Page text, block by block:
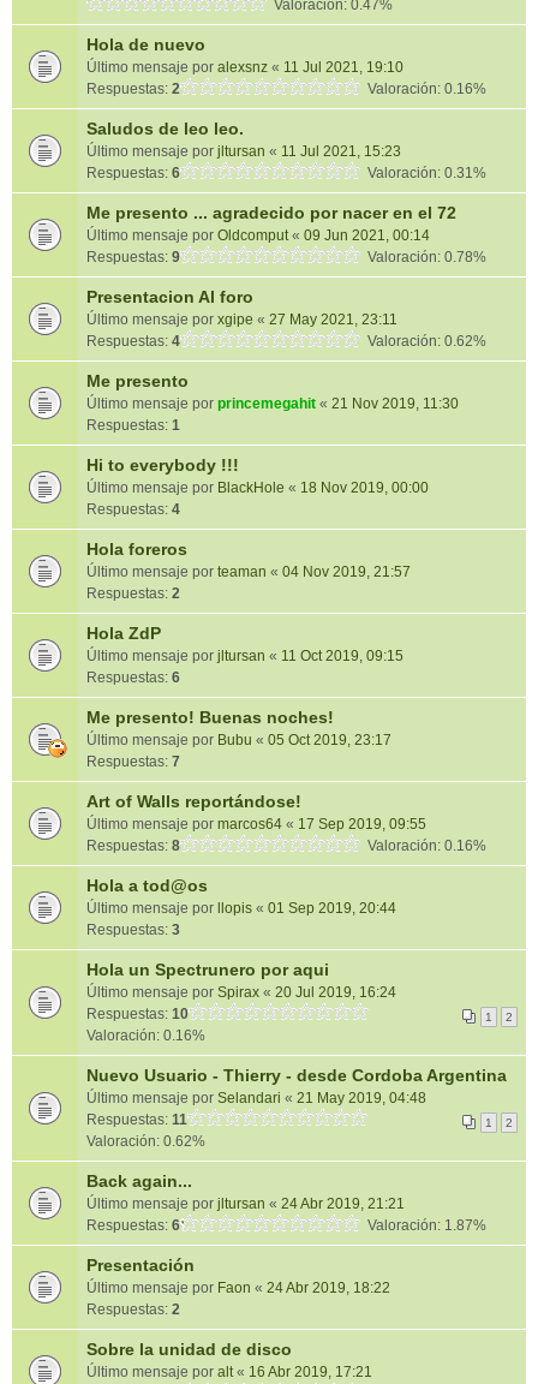
Valoración: 0.47%
Hola de nuevo
Último mensaje por alexsnz « 11 Jul 2021, 19:10
Respuestas: 2 Valoración: 0.16%
Saludos de leo leo.
Último mensaje por jltursan « 11 Jul 2021, 15:23
Respuestas: 6 Valoración: 0.31%
Me presento ... agradecido por nacer en el 72
Último mensaje por Oldcomput« 09 Jun 2021, 00:14
Respuestas: 9 Valoración: 0.78%
Presentacion Al foro
Último mensaje por xgipe « 27 May 2021, 23:11
Respuestas: 4 Valoración: 0.62%
Me presento
Último mensaje por princemegahit « 21 Nov 2019, 11:30
Respuestas: 1
Hi to everybody !!!
Último mensaje por BlackHole « 18 Nov 2019, 00:00
Respuestas: 4
Hola foreros
Último mensaje por teaman « 04 Nov 2019, 21:57
Respuestas: 2
Hola ZdP
Último mensaje por jltursan « 11 Oct 2019, 09:15
Respuestas: 6
Me presento! Buenas noches!
Último mensaje por Bubu « 05 Oct 2019, 23:17
Respuestas: 7
Art of Walls reportándose!
Último mensaje por marcos64 « 17 Sep 2019, 09:55
Respuestas: 8 Valoración: 0.16%
Hola a tod@os
Último mensaje por llopis « 01 Sep 2019, 20:44
Respuestas: 3
Hola un Spectrunero por aqui
Último mensaje por Spirax « 20 Jul 2019, 16:24
Respuestas: 10 1 2
Valoración: 0.16%
Nuevo Usuario - Thierry - desde Cordoba Argentina
Último mensaje por Selandari « 21 May 2019, 04:48
Respuestas: 11 1 2
Valoración: 0.62%
Back again...
Último mensaje por jltursan « 24 Abr 2019, 21:21
Respuestas: 6 Valoración: 1.87%
Presentación
Último mensaje por Faon « 24 Abr 2019, 18:22
Respuestas: 2
Sobre la unidad de disco
Último mensaje por alt« 16 Abr 2019, 17:21